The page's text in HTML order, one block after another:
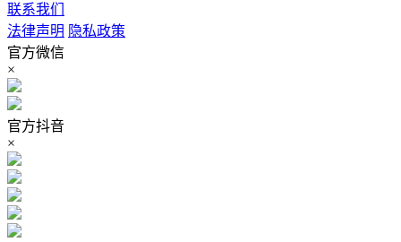
联系我们
法律声明 隐私政策
官方微信
×
官方抖音
×